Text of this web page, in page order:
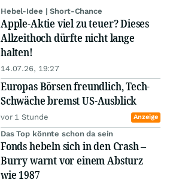
Hebel-Idee | Short-Chance
Apple-Aktie viel zu teuer? Dieses
Allzeithoch dürfte nicht lange
halten!
14.07.26, 19:27
Europas Börsen freundlich, Tech-
Schwäche bremst US-Ausblick
vor 1 Stunde Anzeige
Das Top könnte schon da sein
Fonds hebeln sich in den Crash –
Burry warnt vor einem Absturz
wie 1987